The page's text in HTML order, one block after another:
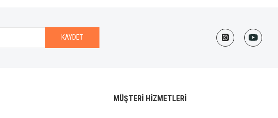
KAYDET
MÜŞTERİ HİZMETLERİ